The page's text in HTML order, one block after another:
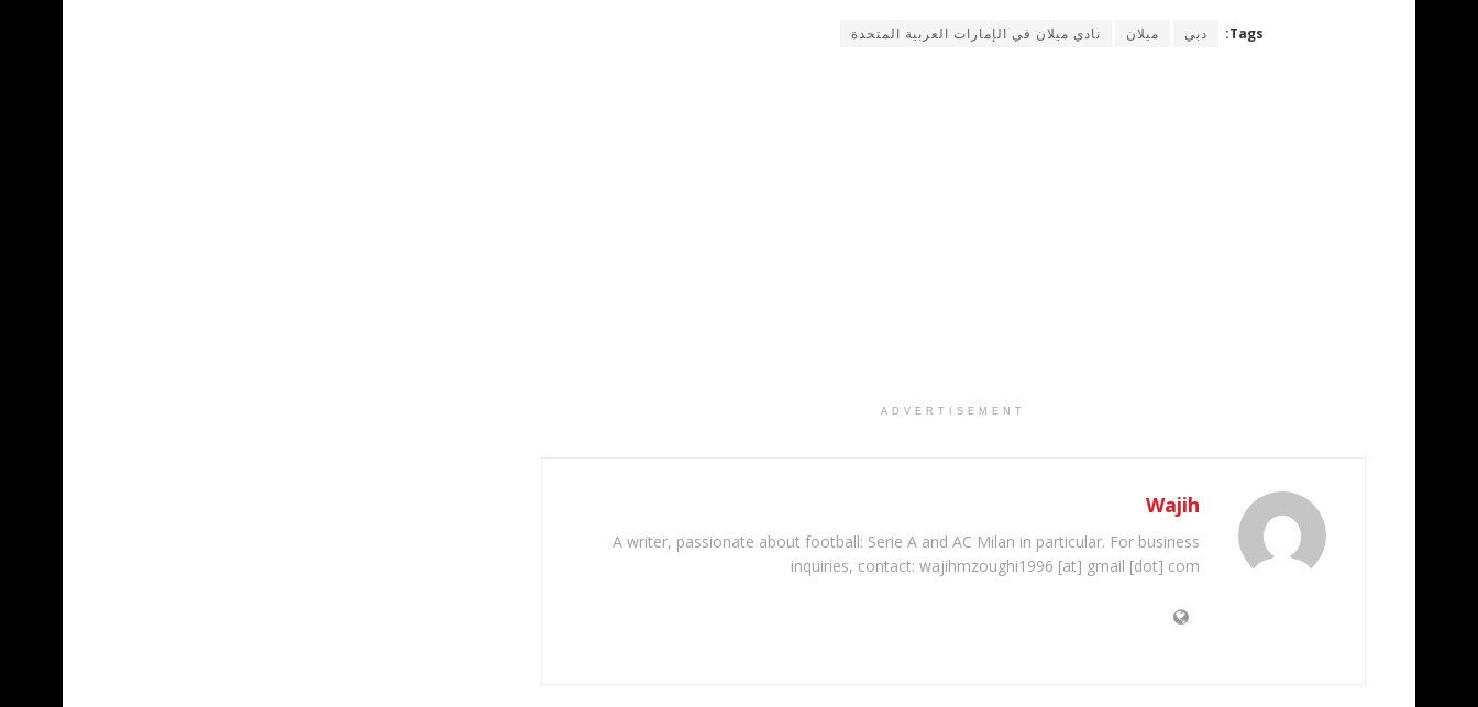
Tags: دبي ميلان نادي ميلان في الإمارات العربية المتحدة
ADVERTISEMENT
Wajih
A writer, passionate about football: Serie A and AC Milan in particular. For business
inquiries, contact: wajihmzoughi1996 [at] gmail [dot] com